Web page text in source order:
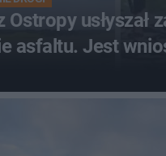
Ostropy usłyszał
asfaltu. Jest